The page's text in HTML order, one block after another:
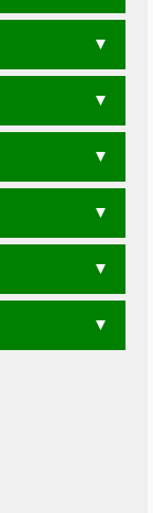
TRAP